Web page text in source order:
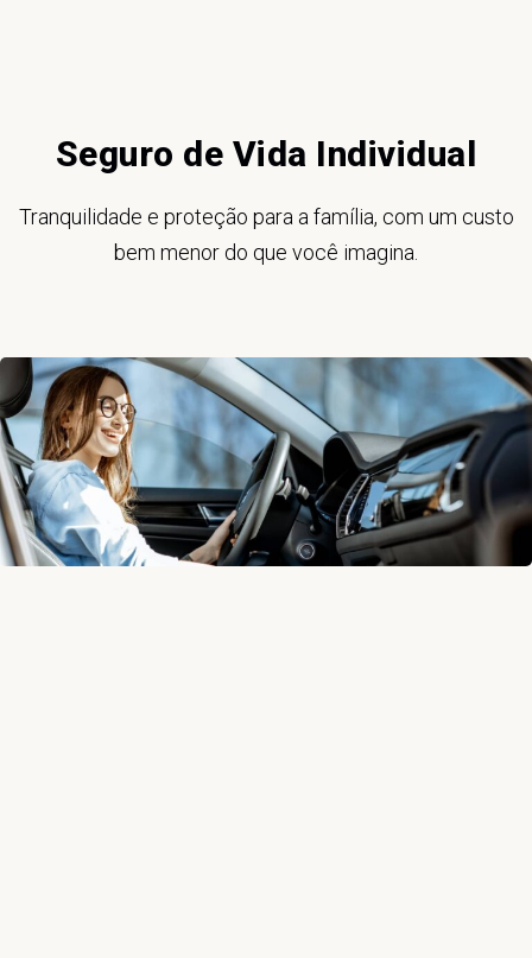
Seguro de Vida Individual
Tranquilidade e proteção para a família, com um custo
bem menor do que você imagina.